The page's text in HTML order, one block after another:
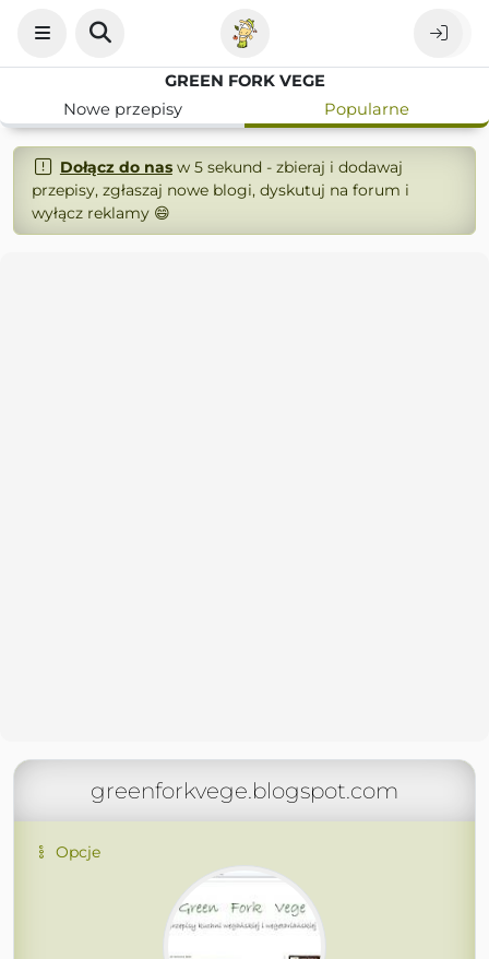
GREEN FORK VEGE
Nowe przepisy
Popularne
Dołącz do nasw 5 sekund - zbieraj i dodawaj
przepisy, zgłaszaj nowe blogi, dyskutuj na forum i
wyłącz reklamy 😄
greenforkvege.blogspot.com
Opcje